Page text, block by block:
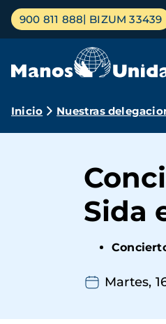
Pasar
contenido
Menú
principal
900 811 888 BIZUM 33439
Ruta
navegación
Inicio Nuestras
Sida
Martes,